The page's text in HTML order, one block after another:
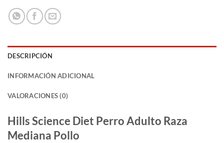
DESCRIPCIÓN
INFORMACIÓN ADICIONAL
VALORACIONES (0)
Hills Science Diet Perro Adulto Raza
Mediana Pollo